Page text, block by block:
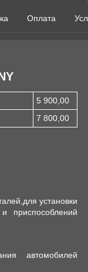
Оплата
5 900,00
7 800,00
установки
приспособлений
автомобилей